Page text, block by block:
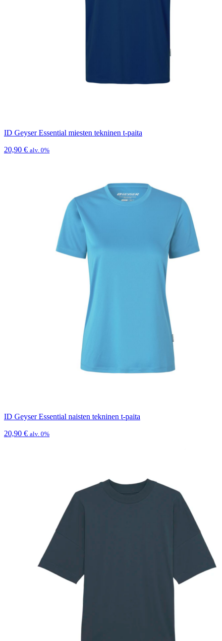
ID Geyser Essential miesten tekninen t-paita
20,90 € alv. 0%
ID Geyser Essential naisten tekninen t-paita
20,90 € alv. 0%